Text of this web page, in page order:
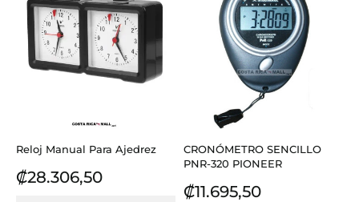
Reloj Manual Para Ajedrez
Precio
₡28.306,50
CRONÓMETRO SENCILLO
PNR-320 PIONEER
Precio
₡11.695,50